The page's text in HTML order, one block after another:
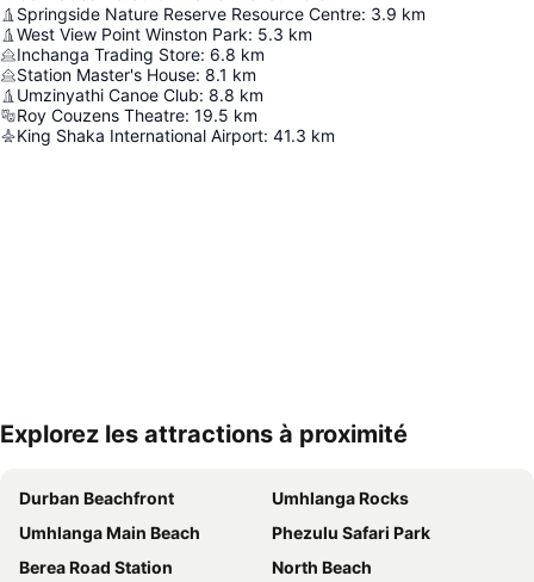
Springside Nature Reserve Resource Centre: 3.9 km
West View Point Winston Park: 5.3 km
Inchanga Trading Store: 6.8 km
Station Master's House: 8.1 km
Umzinyathi Canoe Club: 8.8 km
Roy Couzens Theatre: 19.5 km
King Shaka International Airport: 41.3 km
Explorez les attractions à proximité
Durban Beachfront
Umhlanga Rocks
Umhlanga Main Beach
Phezulu Safari Park
Berea Road Station
North Beach